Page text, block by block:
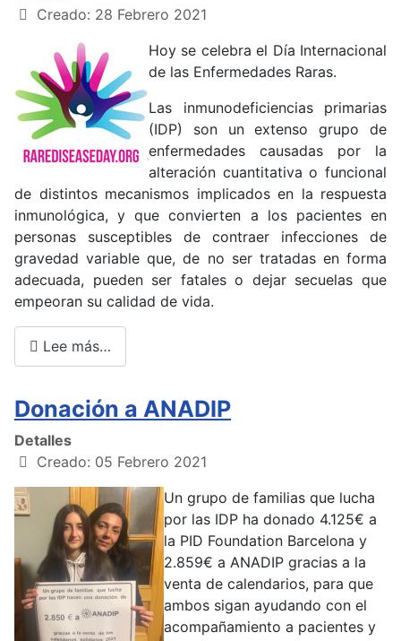
Creado: 28 Febrero 2021
Hoy se celebra el Día Internacional
de las Enfermedades Raras.
Las inmunodeficiencias primarias
(IDP) son un extenso grupo de
enfermedades causadas por la
alteración cuantitativa o funcional
de distintos mecanismos implicados en la respuesta
inmunológica, y que convierten a los pacientes en
personas susceptibles de contraer infecciones de
gravedad variable que, de no ser tratadas en forma
adecuada, pueden ser fatales o dejar secuelas que
empeoran su calidad de vida.
Lee más…
Donación a ANADIP
Detalles
Creado: 05 Febrero 2021
Un grupo de familias que lucha
por las IDP ha donado 4.125€ a
la PID Foundation Barcelona y
2.859€ a ANADIP gracias a la
venta de calendarios, para que
ambos sigan ayudando con el
acompañamiento a pacientes y